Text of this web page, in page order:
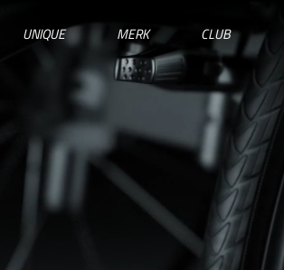
UNIQUE MERK CLUB
SELECTEER JE LAND
IRELAND
ITALY